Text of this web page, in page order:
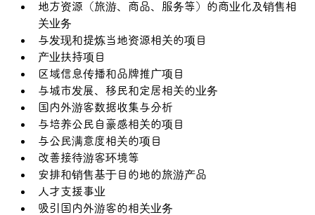
地方资源（旅游、商品、服务等）的商业化及销售相
关业务
与发现和提炼当地资源相关的项目
产业扶持项目
区域信息传播和品牌推广项目
与城市发展、移民和定居相关的业务
国内外游客数据收集与分析
与培养公民自豪感相关的项目
与公民满意度相关的项目
改善接待游客环境等
安排和销售基于目的地的旅游产品
人才支援事业
吸引国内外游客的相关业务